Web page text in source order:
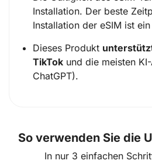
Installation. Der beste
Installation der eSIM ist
Dieses Produkt
TikTok und die meisten
ChatGPT).
So verwenden Sie die
In nur 3 einfachen